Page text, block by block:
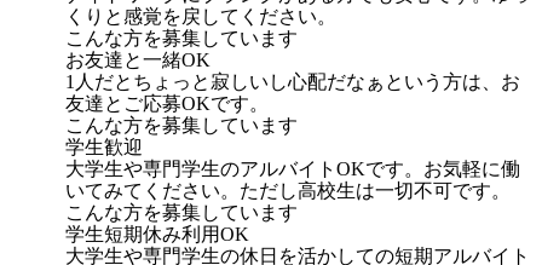
くりと感覚を戻してください。
こんな方を募集しています
お友達と一緒OK
1人だとちょっと寂しいし心配だなぁという方は、お
友達とご応募OKです。
こんな方を募集しています
学生歓迎
大学生や専門学生のアルバイトOKです。お気軽に働
いてみてください。ただし高校生は一切不可です。
こんな方を募集しています
学生短期休み利用OK
大学生や専門学生の休日を活かしての短期アルバイト